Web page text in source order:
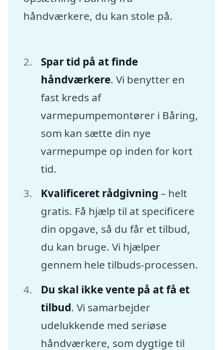
håndværkere, du kan stole på.
Spar tid på at finde
håndværkere. Vi benytter en
fast kreds af
varmepumpemontører i Båring,
som kan sætte din nye
varmepumpe op inden for kort
tid.
Kvalificeret rådgivning – helt
gratis. Få hjælp til at specificere
din opgave, så du får et tilbud,
du kan bruge. Vi hjælper
gennem hele tilbuds-processen.
Du skal ikke vente på at få et
tilbud. Vi samarbejder
udelukkende med seriøse
håndværkere, som dygtige til